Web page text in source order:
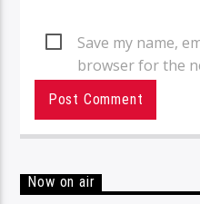
Save my name,
browser for the
Now on air